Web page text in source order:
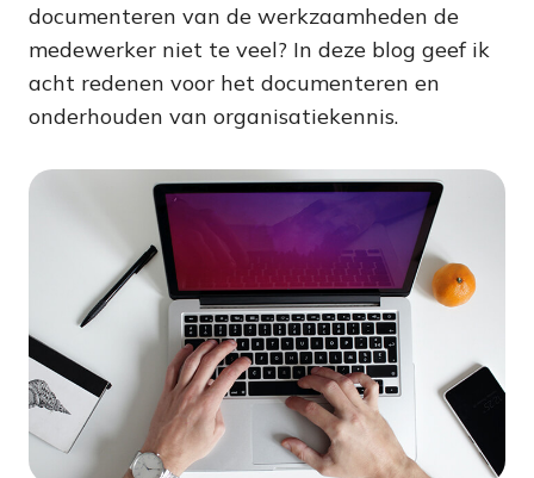
documenteren van de werkzaamheden de
medewerker niet te veel? In deze blog geef ik
acht redenen voor het documenteren en
onderhouden van organisatiekennis.